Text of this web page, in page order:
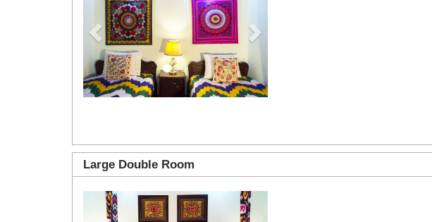
Large Double Room
Previous